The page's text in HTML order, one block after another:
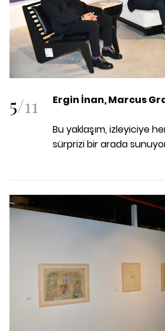
5/11 Ergin İnan, Marcus
Bu yaklaşım, izleyiciye
sürprizi bir arada